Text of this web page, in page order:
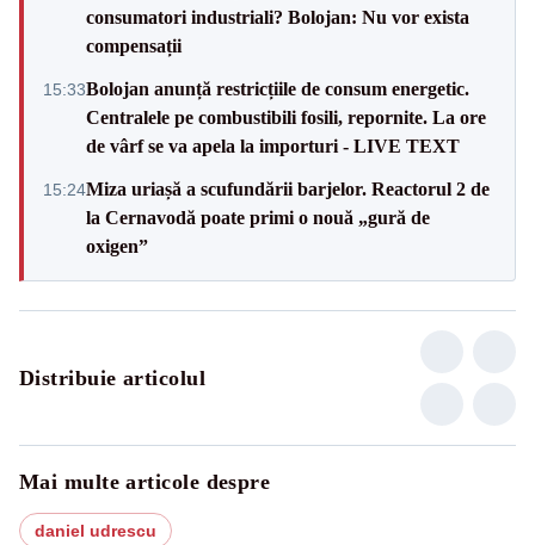
consumatori industriali? Bolojan: Nu vor exista
compensații
15:33Bolojan anunță restricțiile de consum energetic.
Centralele pe combustibili fosili, repornite. La ore
de vârf se va apela la importuri - LIVE TEXT
15:24Miza uriașă a scufundării barjelor. Reactorul 2 de
la Cernavodă poate primi o nouă „gură de
oxigen”
Distribuie articolul
Mai multe articole despre
daniel udrescu